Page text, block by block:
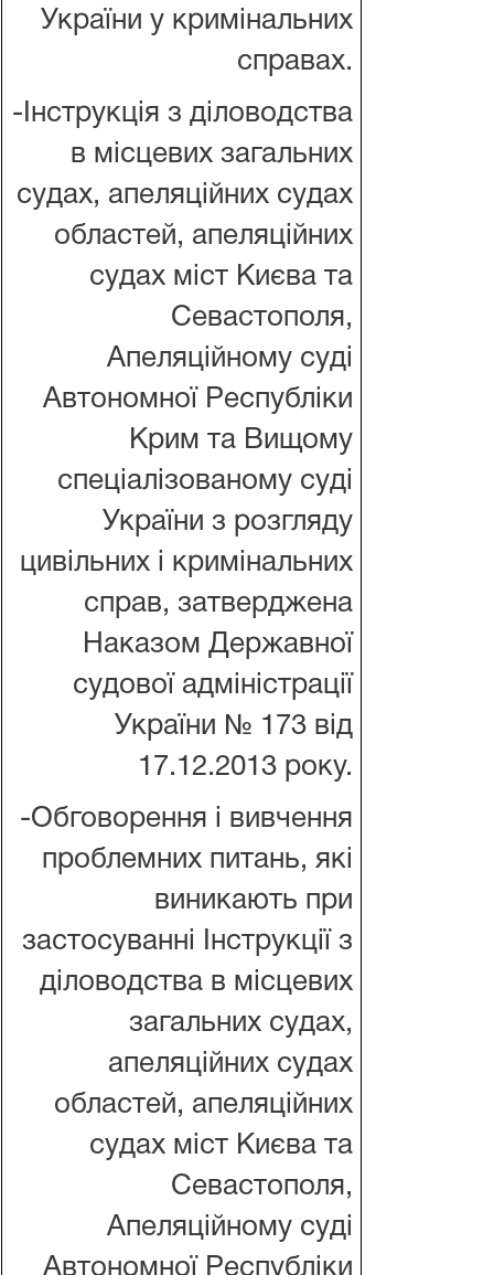
України у кримінальних
справах.
-Інструкція з діловодства
в місцевих загальних
судах, апеляційних судах
областей, апеляційних
судах міст Києва та
Севастополя,
Апеляційному суді
Автономної Республіки
Крим та Вищому
спеціалізованому суді
України з розгляду
цивільних і кримінальних
справ, затверджена
Наказом Державної
судової адміністрації
України № 173 від
17.12.2013 року.
-Обговорення і вивчення
проблемних питань, які
виникають при
застосуванні Інструкції з
діловодства в місцевих
загальних судах,
апеляційних судах
областей, апеляційних
судах міст Києва та
Севастополя,
Апеляційному суді
Автономної Республіки